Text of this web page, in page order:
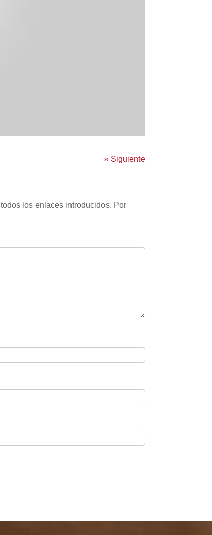
» Siguiente
los enlaces introducidos. Por